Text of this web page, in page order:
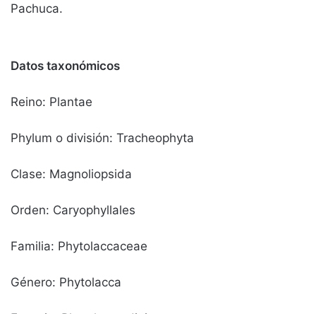
Pachuca.
Datos taxonómicos
Reino: Plantae
Phylum o división: Tracheophyta
Clase: Magnoliopsida
Orden: Caryophyllales
Familia: Phytolaccaceae
Género: Phytolacca